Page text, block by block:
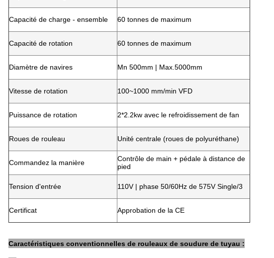
Capacité de charge - ensemble 60 tonnes de maximum
Capacité de rotation 60 tonnes de maximum
Diamètre de navires Mn 500mm | Max.5000mm
Vitesse de rotation 100~1000 mm/min VFD
Puissance de rotation 2*2.2kw avec le refroidissement de fan
Roues de rouleau Unité centrale (roues de polyuréthane)
Commandez la manière
Contrôle de main + pédale à distance de
pied
Tension d'entrée 110V | phase 50/60Hz de 575V Single/3
Certificat Approbation de la CE